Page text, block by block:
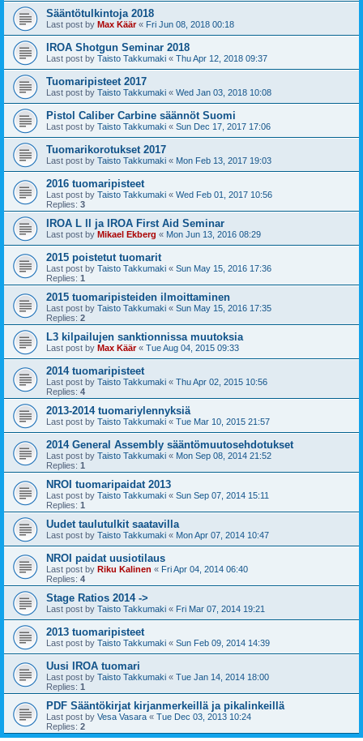
Sääntötulkintoja 2018
Last post by Max Käär« Fri Jun 08, 2018 00:18
IROA Shotgun Seminar 2018
Last post by Taisto Takkumaki « Thu Apr 12, 2018 09:37
Tuomaripisteet 2017
Last post by Taisto Takkumaki « Wed Jan 03, 2018 10:08
Pistol Caliber Carbine säännöt Suomi
Last post by Taisto Takkumaki « Sun Dec 17, 2017 17:06
Tuomarikorotukset 2017
Last post by Taisto Takkumaki « Mon Feb 13, 2017 19:03
2016 tuomaripisteet
Last post by Taisto Takkumaki « Wed Feb 01, 2017 10:56
Replies: 3
IROA L ll ja IROA First Aid Seminar
Last post by Mikael Ekberg « Mon Jun 13, 2016 08:29
2015 poistetut tuomarit
Last post by Taisto Takkumaki « Sun May 15, 2016 17:36
Replies: 1
2015 tuomaripisteiden ilmoittaminen
Last post by Taisto Takkumaki « Sun May 15, 2016 17:35
Replies: 2
L3 kilpailujen sanktionnissa muutoksia
Last post by Max Käär« Tue Aug 04, 2015 09:33
2014 tuomaripisteet
Last post by Taisto Takkumaki « Thu Apr 02, 2015 10:56
Replies: 4
2013-2014 tuomariylennyksiä
Last post by Taisto Takkumaki « Tue Mar 10, 2015 21:57
2014 General Assembly sääntömuutosehdotukset
Last post by Taisto Takkumaki « Mon Sep 08, 2014 21:52
Replies: 1
NROI tuomaripaidat 2013
Last post by Taisto Takkumaki « Sun Sep 07, 2014 15:11
Replies: 1
Uudet taulutulkit saatavilla
Last post by Taisto Takkumaki « Mon Apr 07, 2014 10:47
NROI paidat uusiotilaus
Last post by Riku Kalinen « Fri Apr 04, 2014 06:40
Replies: 4
Stage Ratios 2014 ->
Last post by Taisto Takkumaki « Fri Mar 07, 2014 19:21
2013 tuomaripisteet
Last post by Taisto Takkumaki « Sun Feb 09, 2014 14:39
Uusi IROA tuomari
Last post by Taisto Takkumaki « Tue Jan 14, 2014 18:00
Replies: 1
PDF Sääntökirjat kirjanmerkeillä ja pikalinkeillä
Last post by Vesa Vasara « Tue Dec 03, 2013 10:24
Replies: 2